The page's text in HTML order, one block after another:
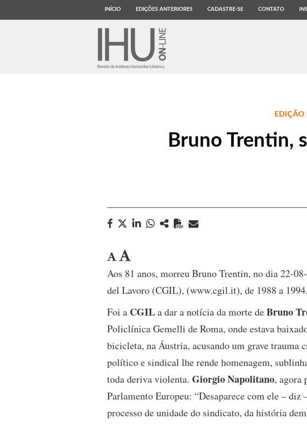
INÍCIO EDIÇÕES ANTERIORES CADASTRE-SE CONTATO
EDIÇÃO
Bruno Trentin,
Aos 81 anos, morreu Bruno Trentin, no dia 22-
del Lavoro (CGIL), (www.cgil.it), de 1988 a 1994.
Foi a CGILa dar a notícia da morte deBruno
Policlínica Gemelli de Roma, onde estava
bicicleta, na Áustria, acusando um grave trauma
político e sindical lhe rende homenagem,
toda deriva violenta. Giorgio Napolitano, agora
Parlamento Europeu: “Desaparece com ele –
processo de unidade do sindicato, da história